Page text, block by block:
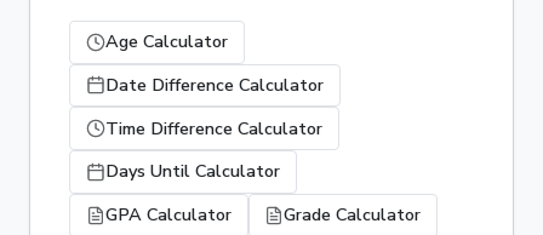
Age Calculator
Date Difference Calculator
Time Difference Calculator
Days Until Calculator
GPA Calculator
Grade Calculator